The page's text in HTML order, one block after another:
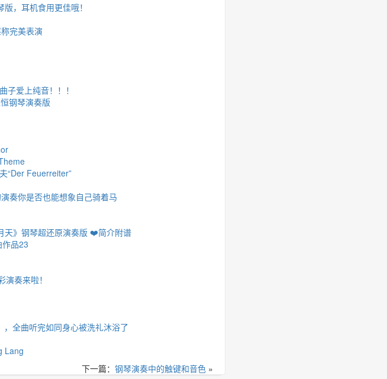
，耳机食用更佳哦！
完美表演
子爱上纯音！！！
钢琴演奏版
“Der Feuerreiter”
奏你是否也能想象自己骑着马
天》钢琴超还原演奏版 ❤️简介附谱
品23
奏来啦！
全曲听完如同身心被洗礼沐浴了
Lang
下一篇： 钢琴演奏中的触键和音色 »